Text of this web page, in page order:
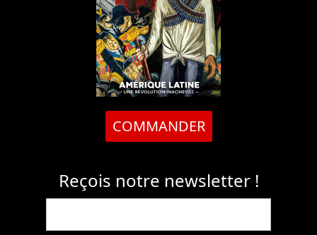
COMMANDER
Reçois notre newsletter !